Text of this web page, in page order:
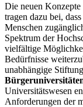
Die neuen
tragen dazu bei,
Menschen
Spektrum der
vielfältige
Bedürfnisse
unabhängige
Universitätswesen
Anforderungen der